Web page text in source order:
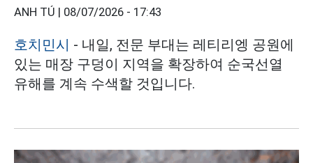
ANH TÚ | 08/07/2026 - 17:43
호치민시 - 내일, 전문 부대는 레티리엥 공원에
있는 매장 구덩이 지역을 확장하여 순국선열
유해를 계속 수색할 것입니다.